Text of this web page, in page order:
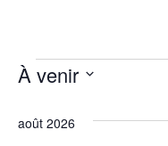
Évènements et
Nous soutenir
À venir
août 2026